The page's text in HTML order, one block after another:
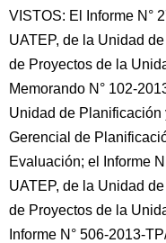
VISTOS: El Informe N°
UATEP, de la Unidad
de Proyectos de la
Memorando N° 102-
Unidad de Planificación
Gerencial de
Evaluación; el Informe
UATEP, de la Unidad
de Proyectos de la
Informe N° 506-2013-